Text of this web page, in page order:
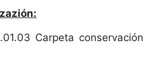
Carpeta conservación